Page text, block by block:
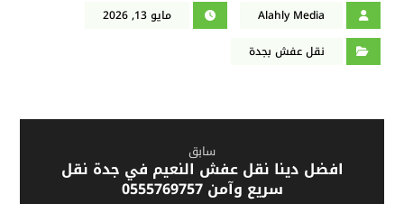
Alahly Media
مايو 13, 2026
نقل عفش بجدة
سابق
افضل دينا نقل عفش النعيم في جدة نقل
سريع وآمن 0555769757